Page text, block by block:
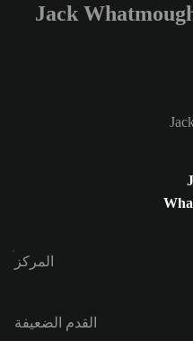
Jack
المركز
القدم الضعيفة